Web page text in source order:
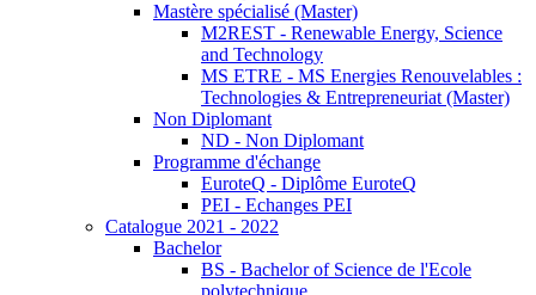
Mastère spécialisé (Master)
M2REST - Renewable Energy, Science
and Technology
MS ETRE - MS Energies Renouvelables :
Technologies & Entrepreneuriat (Master)
Non Diplomant
ND - Non Diplomant
Programme d'échange
EuroteQ - Diplôme EuroteQ
PEI - Echanges PEI
Catalogue 2021 - 2022
Bachelor
BS - Bachelor of Science de l'Ecole
polytechnique